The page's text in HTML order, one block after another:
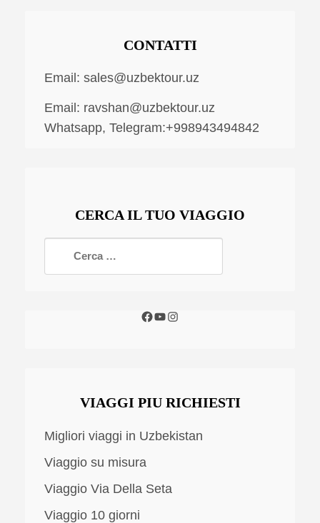
CONTATTI
Email: sales@uzbektour.uz
Email: ravshan@uzbektour.uz
Whatsapp, Telegram:+998943494842
CERCA IL TUO VIAGGIO
VIAGGI PIU RICHIESTI
Migliori viaggi in Uzbekistan
Viaggio su misura
Viaggio Via Della Seta
Viaggio 10 giorni